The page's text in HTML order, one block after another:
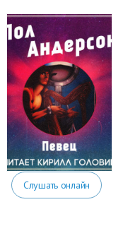
Слушать онлайн